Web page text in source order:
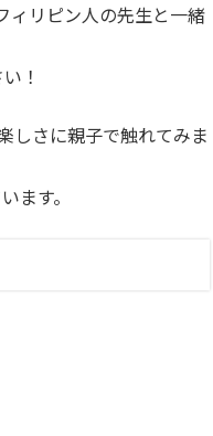
ィリピン人の先生と一緒
！
しさに親子で触れてみま
ます。